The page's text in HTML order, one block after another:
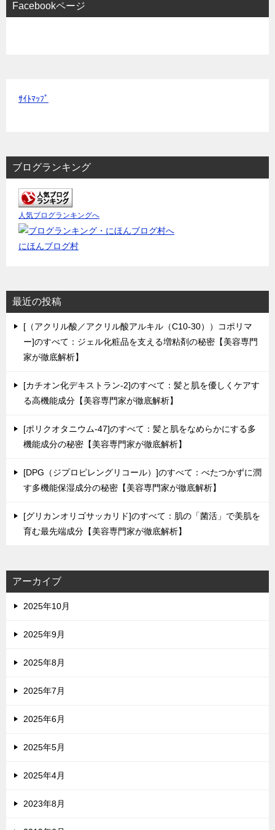
Facebookページ
ｻｲﾄﾏｯﾌﾟ
ブログランキング
人気ブログランキングへ
にほんブログ村
最近の投稿
[（アクリル酸／アクリル酸アルキル（C10-30））コポリマ
ー]のすべて：ジェル化粧品を支える増粘剤の秘密【美容専門
家が徹底解析】
[カチオン化デキストラン-2]のすべて：髪と肌を優しくケアす
る高機能成分【美容専門家が徹底解析】
[ポリクオタニウム-47]のすべて：髪と肌をなめらかにする多
機能成分の秘密【美容専門家が徹底解析】
[DPG（ジプロピレングリコール）]のすべて：べたつかずに潤
す多機能保湿成分の秘密【美容専門家が徹底解析】
[グリカンオリゴサッカリド]のすべて：肌の「菌活」で美肌を
育む最先端成分【美容専門家が徹底解析】
アーカイブ
2025年10月
2025年9月
2025年8月
2025年7月
2025年6月
2025年5月
2025年4月
2023年8月